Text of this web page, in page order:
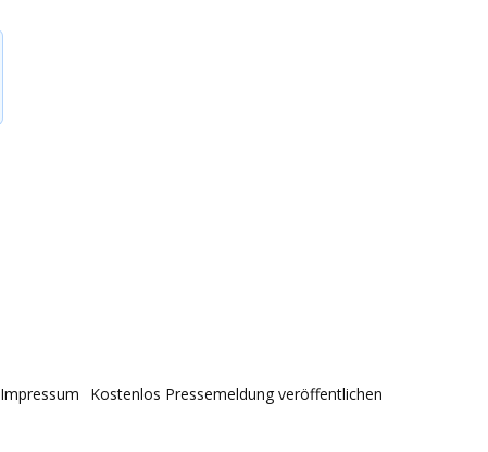
Impressum
Kostenlos Pressemeldung veröffentlichen